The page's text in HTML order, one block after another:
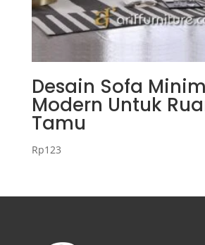
Desain Sofa
Modern Untuk
Tamu
Rp123